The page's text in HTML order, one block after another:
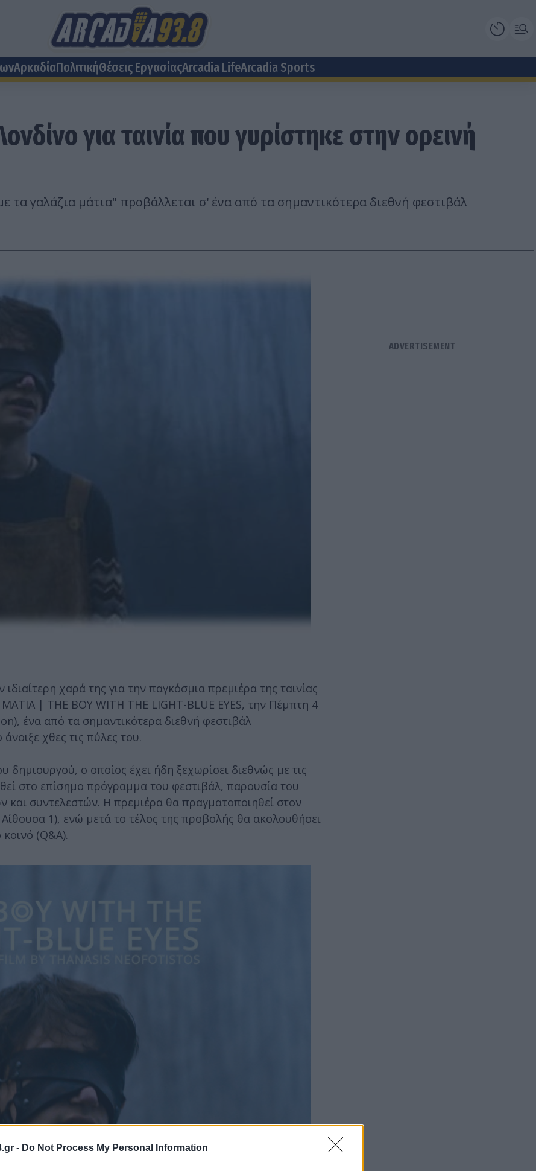
- Do Not Process My Personal Information
ΑρκαδίαΠολιτικήΘέσεις EργασίαςArcadia LifeArcadia Sports
για ταινία που γυρίστηκε στην ορεινή
γαλάζια μάτια" προβάλλεται σ' ένα από τα σημαντικότερα διεθνή φεστιβάλ
χαρά της για την παγκόσμια πρεμιέρα της ταινίας
| THE BOY WITH THE LIGHT-BLUE EYES, την Πέμπτη 4
ένα από τα σημαντικότερα διεθνή φεστιβάλ
χθες τις πύλες του.
ο οποίος έχει ήδη ξεχωρίσει διεθνώς με τις
στο επίσημο πρόγραμμα του φεστιβάλ, παρουσία του
συντελεστών. Η πρεμιέρα θα πραγματοποιηθεί στον
1), ενώ μετά το τέλος της προβολής θα ακολουθήσει
(Q&A).